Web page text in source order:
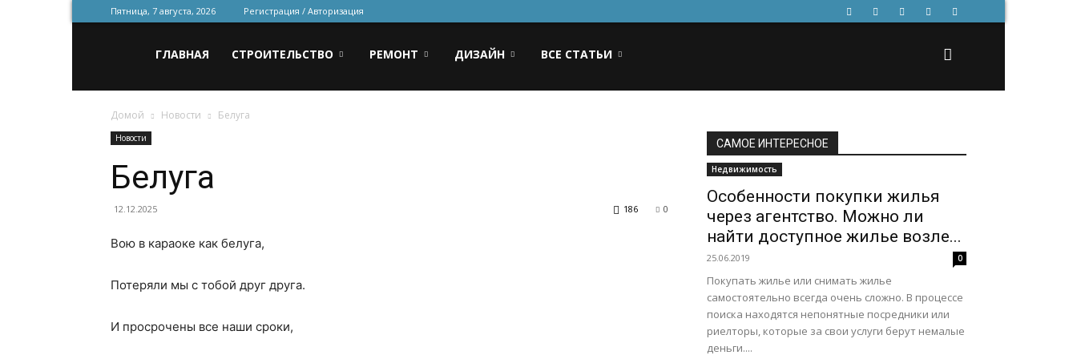
Пятница, 7 августа, 2026 Регистрация / Авторизация
для
строительства
и
ГЛАВНАЯ СТРОИТЕЛЬСТВО РЕМОНТ ДИЗАЙН ВСЕ СТАТЬИ
Домой Новости Белуга
Новости
Белуга
12.12.2025 0
186
Вою в караоке как белуга,
Потеряли мы с тобой друг друга.
И просрочены все наши сроки,
САМОЕ ИНТЕРЕСНОЕ
Недвижимость
Особенности покупки жилья
через агентство. Можно ли
найти доступное жилье возле...
25.06.2019 0
Покупать жилье или снимать жилье
самостоятельно всегда очень сложно. В процессе
поиска находятся непонятные посредники или
риелторы, которые за свои услуги берут немалые
деньги....